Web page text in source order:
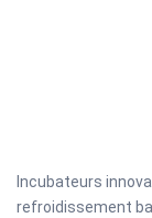
Incubateurs
refroidissement